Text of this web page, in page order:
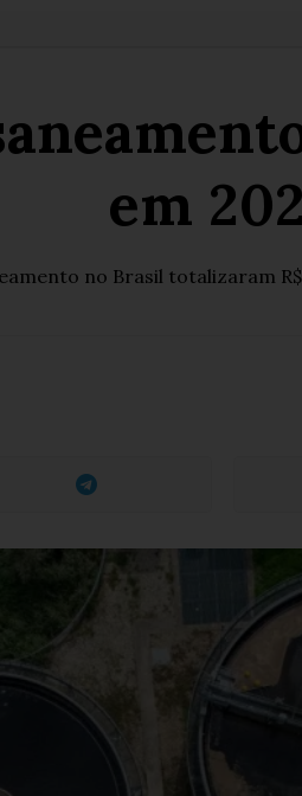
em
no Brasil totalizaram